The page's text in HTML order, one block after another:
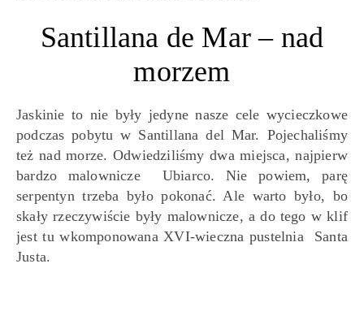
Santillana de Mar – nad
morzem
Jaskinie to nie były jedyne nasze cele wycieczkowe
podczas pobytu w Santillana del Mar. Pojechaliśmy
też nad morze. Odwiedziliśmy dwa miejsca, najpierw
bardzo malownicze Ubiarco. Nie powiem, parę
serpentyn trzeba było pokonać. Ale warto było, bo
skały rzeczywiście były malownicze, a do tego w klif
jest tu wkomponowana XVI-wieczna pustelnia Santa
Justa.